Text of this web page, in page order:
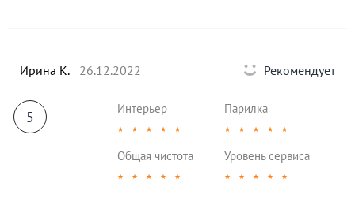
Ирина К. 26.12.2022 Рекомендует
5 Интерьер
★ ★ ★ ★ ★
Парилка
★ ★ ★ ★ ★
Общая чистота
★ ★ ★ ★ ★
Уровень сервиса
★ ★ ★ ★ ★